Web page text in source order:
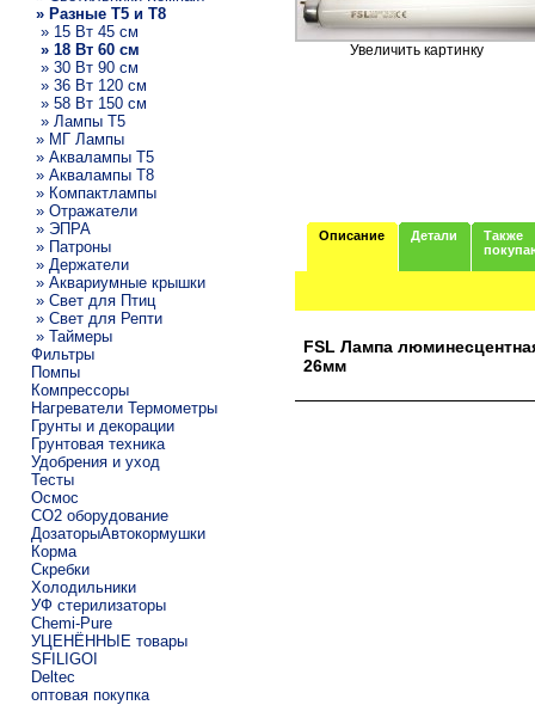
» Разные T5 и T8
» 15 Вт 45 см
» 18 Вт 60 см
» 30 Вт 90 см
» 36 Вт 120 см
» 58 Вт 150 см
» Лампы T5
» МГ Лампы
» Аквалампы T5
» Аквалампы T8
» Компактлампы
» Отражатели
» ЭПРА
» Патроны
» Держатели
» Аквариумные крышки
» Свет для Птиц
» Свет для Репти
» Таймеры
Фильтры
Помпы
Компрессоры
Нагреватели Термометры
Грунты и декорации
Грунтовая техника
Удобрения и уход
Тесты
Осмос
CO2 оборудование
ДозаторыАвтокормушки
Корма
Скребки
Холодильники
УФ стерилизаторы
Chemi-Pure
УЦЕНЁННЫЕ товары
SFILIGOI
Deltec
оптовая покупка
Увеличить картинку
Описание Детали
Также
FSL Лампа
26мм